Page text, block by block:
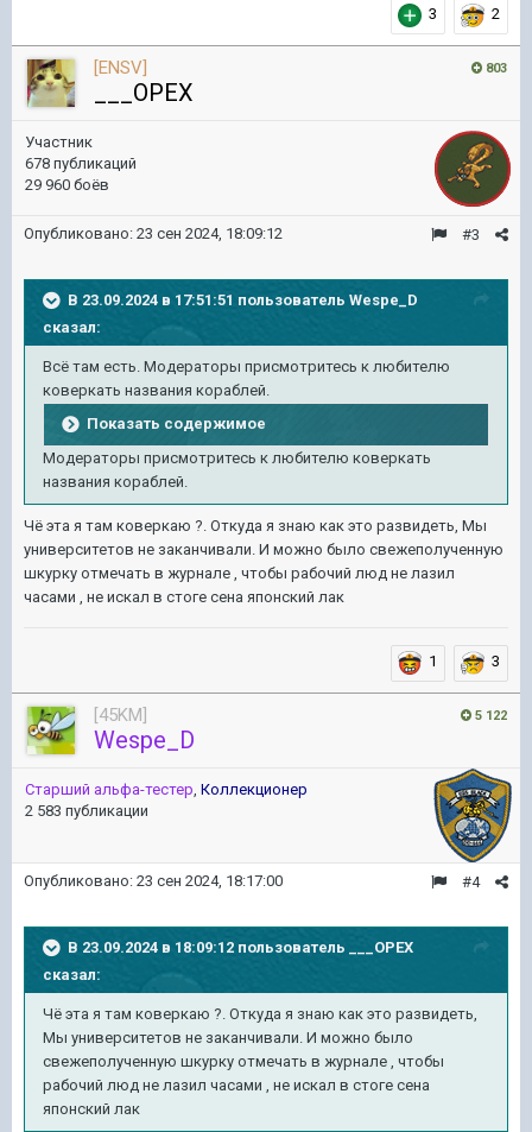
3 2
803
[ENSV]
___OPEX
Участник
678 публикаций
29 960 боёв
#3
Опубликовано: 23 сен 2024, 18:09:12
В 23.09.2024 в 17:51:51 пользователь Wespe_D
сказал:
Всё там есть. Модераторы присмотритесь к любителю
коверкать названия кораблей.
Показать содержимое
Модераторы присмотритесь к любителю коверкать
названия кораблей.
Чё эта я там коверкаю ?. Откуда я знаю как это развидеть, Мы
университетов не заканчивали. И можно было свежеполученную
шкурку отмечать в журнале , чтобы рабочий люд не лазил
часами , не искал в стоге сена японский лак
1 3
5 122
[45KM]
Wespe_D
Старший альфа-тестер, Коллекционер
2 583 публикации
#4
Опубликовано: 23 сен 2024, 18:17:00
В 23.09.2024 в 18:09:12 пользователь
___OPEX
сказал:
Чё эта я там коверкаю ?. Откуда я знаю как это развидеть,
Мы университетов не заканчивали. И можно было
свежеполученную шкурку отмечать в журнале , чтобы
рабочий люд не лазил часами , не искал в стоге сена
японский лак